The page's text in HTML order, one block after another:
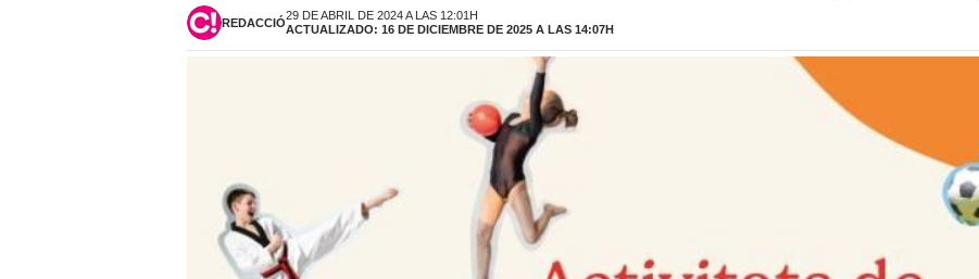
REDACCIÓ
29 DE ABRIL DE 2024 A LAS 12:01H
ACTUALIZADO: 16 DE DICIEMBRE DE 2025 A LAS 14:07H